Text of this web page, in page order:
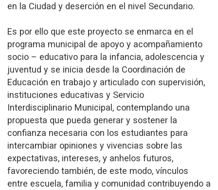
en la Ciudad y deserción en el nivel Secundario.
Es por ello que este proyecto se enmarca en el
programa municipal de apoyo y acompañamiento
socio – educativo para la infancia, adolescencia y
juventud y se inicia desde la Coordinación de
Educación en trabajo y articulado con supervisión,
instituciones educativas y Servicio
Interdisciplinario Municipal, contemplando una
propuesta que pueda generar y sostener la
confianza necesaria con los estudiantes para
intercambiar opiniones y vivencias sobre las
expectativas, intereses, y anhelos futuros,
favoreciendo también, de este modo, vínculos
entre escuela, familia y comunidad contribuyendo a